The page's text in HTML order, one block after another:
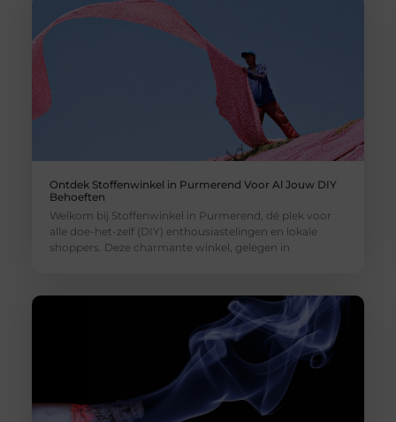
Ontdek Stoffenwinkel in Purmerend Voor Al Jouw DIY
Behoeften
Welkom bij Stoffenwinkel in Purmerend, dé plek voor
alle doe-het-zelf (DIY) enthousiastelingen en lokale
shoppers. Deze charmante winkel, gelegen in